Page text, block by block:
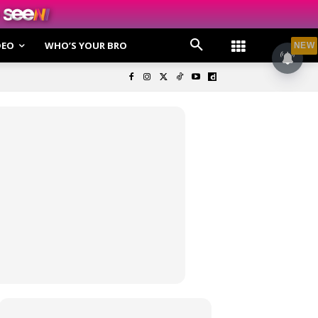
Privasi
WHO’S YOUR BRO NEW